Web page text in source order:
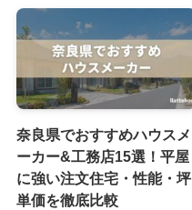
奈良県でおすすめハウスメ
ーカー&工務店15選！平屋
に強い注文住宅・性能・坪
単価を徹底比較